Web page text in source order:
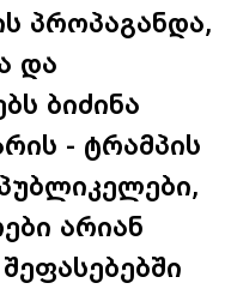
პროპაგანდა,
და
ბიძინა
- ტრამპის
არიან